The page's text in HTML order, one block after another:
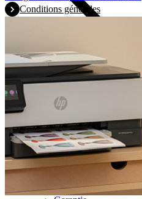
Remboursement
Reprise
Cadeau avec l'achat
Conditions générales